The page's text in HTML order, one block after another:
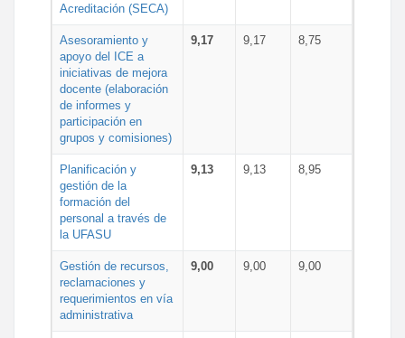
Acreditación (SECA)
Asesoramiento y
apoyo del ICE a
iniciativas de mejora
docente (elaboración
de informes y
participación en
grupos y comisiones)
9,17 9,17 8,75
Planificación y
gestión de la
formación del
personal a través de
la UFASU
9,13 9,13 8,95
Gestión de recursos,
reclamaciones y
requerimientos en vía
administrativa
9,00 9,00 9,00